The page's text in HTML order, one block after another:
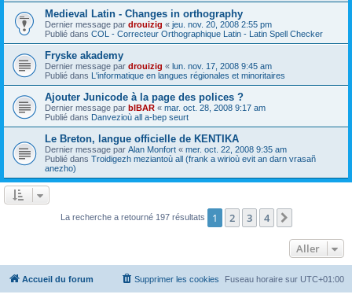
Medieval Latin - Changes in orthography
Dernier message par drouizig « jeu. nov. 20, 2008 2:55 pm
Publié dans COL - Correcteur Orthographique Latin - Latin Spell Checker
Fryske akademy
Dernier message par drouizig « lun. nov. 17, 2008 9:45 am
Publié dans L'informatique en langues régionales et minoritaires
Ajouter Junicode à la page des polices ?
Dernier message par bIBAR « mar. oct. 28, 2008 9:17 am
Publié dans Danvezioù all a-bep seurt
Le Breton, langue officielle de KENTIKA
Dernier message par Alan Monfort « mer. oct. 22, 2008 9:35 am
Publié dans Troidigezh meziantoù all (frank a wirioù evit an darn vrasañ
anezho)
La recherche a retourné 197 résultats 1 2 3 4
Aller
Accueil du forum Fuseau horaire sur UTC+01:00
Supprimer les cookies